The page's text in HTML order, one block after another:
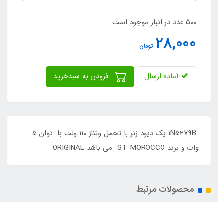
500 عدد در انبار موجود است
28,000 تومان
آماده ارسال
1N5379B یک دیود زنر با تحمل ولتاژ 110 ولت با توان 5
وات و برند ST, MOROCCO می باشد ORIGINAL
محصولات مرتبط